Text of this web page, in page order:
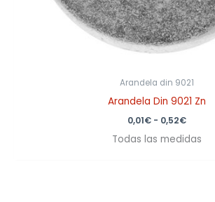
Arandela din 9021
Arandela Din 9021 Zn
0,01€ - 0,52€
Todas las medidas